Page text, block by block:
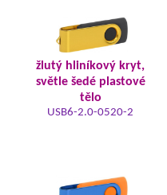
žlutý hliníkový kryt,
světle šedé plastové
tělo
USB6-2.0-0520-2